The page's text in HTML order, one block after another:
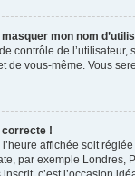
mon nom
contrôle de
de vous-même. Vous
correcte !
affichée soit
par exemple Londres,